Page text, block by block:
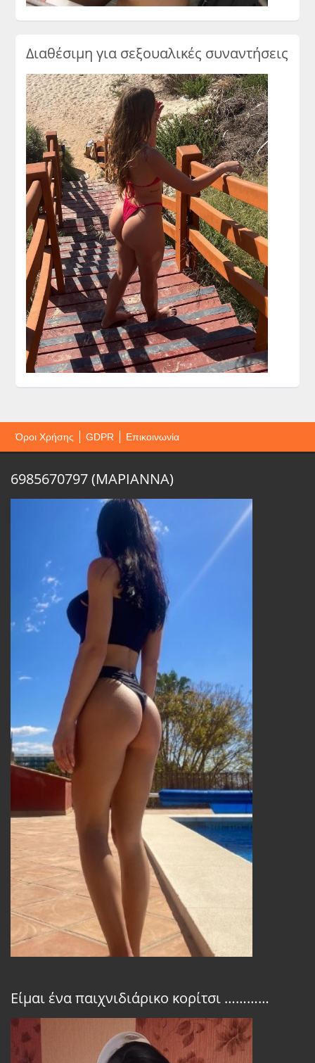
Διαθέσιμη για σεξουαλικές συναντήσεις
Όροι Χρήσης GDPR Επικοινωνία
6985670797 (ΜΑΡΙΑΝΝΑ)
Είμαι ένα παιχνιδιάρικο κορίτσι …………